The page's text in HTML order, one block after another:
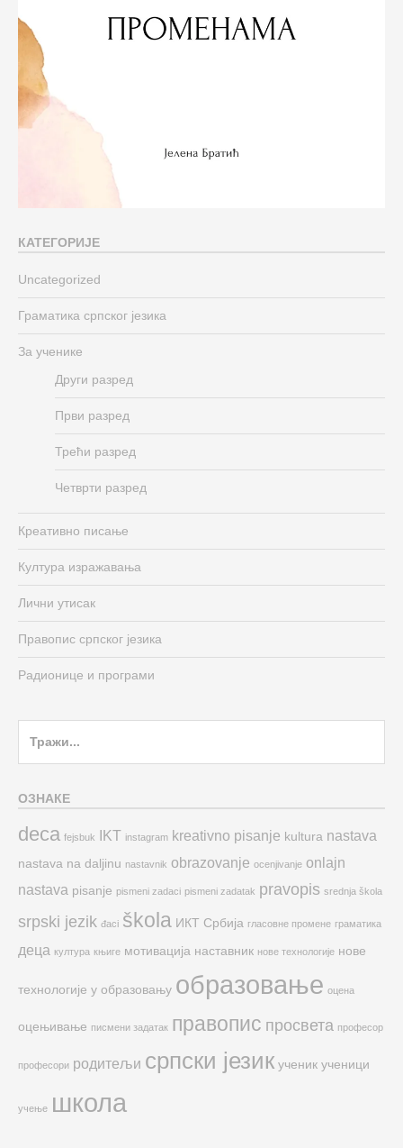
КАТЕГОРИЈЕ
Uncategorized
Граматика српског језика
За ученике
Други разред
Први разред
Трећи разред
Четврти разред
Креативно писање
Култура изражавања
Лични утисак
Правопис српског језика
Радионице и програми
ОЗНАКЕ
deca fejsbuk IKT instagram kreativno pisanje kultura nastava
nastava na daljinu nastavnik obrazovanje ocenjivanje onlajn
nastava pisanje pismeni zadaci pismeni zadatak pravopis srednja škola
srpski jezik đaci škola ИКТ Србија гласовне промене граматика
деца култура књиге мотивација наставник нове технологије нове
технологије у образовању образовање оцена
оцењивање писмени задатак правопис просвета професор
професори родитељи српски језик ученик ученици
учење школа